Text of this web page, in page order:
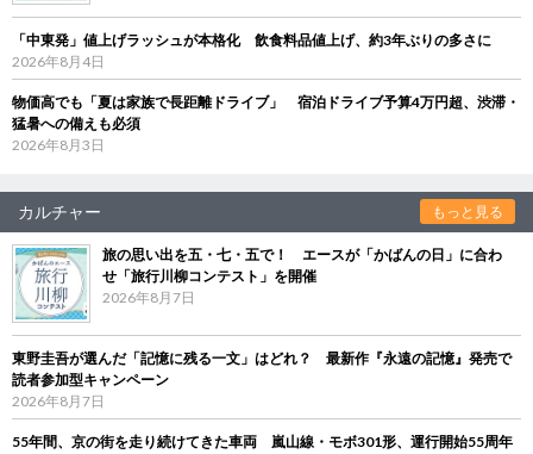
「中東発」値上げラッシュが本格化 飲食料品値上げ、約3年ぶりの多さに
2026年8月4日
物価高でも「夏は家族で長距離ドライブ」 宿泊ドライブ予算4万円超、渋滞・
猛暑への備えも必須
2026年8月3日
カルチャー もっと見る
旅の思い出を五・七・五で！ エースが「かばんの日」に合わ
せ「旅行川柳コンテスト」を開催
2026年8月7日
東野圭吾が選んだ「記憶に残る一文」はどれ？ 最新作『永遠の記憶』発売で
読者参加型キャンペーン
2026年8月7日
55年間、京の街を走り続けてきた車両 嵐山線・モボ301形、運行開始55周年